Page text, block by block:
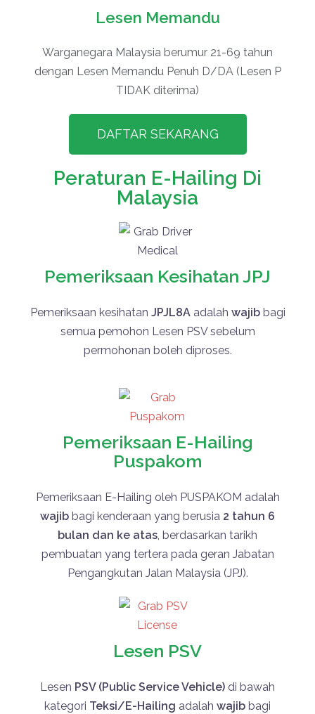
Lesen Memandu
Warganegara Malaysia berumur 21-69 tahun
dengan Lesen Memandu Penuh D/DA (Lesen P
TIDAK diterima)
DAFTAR SEKARANG
Peraturan E-Hailing Di
Malaysia
Pemeriksaan Kesihatan JPJ
Pemeriksaan kesihatan JPJL8Aadalah wajibbagi
semua pemohon Lesen PSV sebelum
permohonan boleh diproses.
Pemeriksaan E-Hailing
Puspakom
Pemeriksaan E-Hailing oleh PUSPAKOM adalah
wajib bagi kenderaan yang berusia 2 tahun 6
bulan dan ke atas, berdasarkan tarikh
pembuatan yang tertera pada geran Jabatan
Pengangkutan Jalan Malaysia(JPJ).
Lesen PSV
Lesen PSV (Public Service Vehicle) di bawah
kategori Teksi/E-Hailing adalah wajib bagi